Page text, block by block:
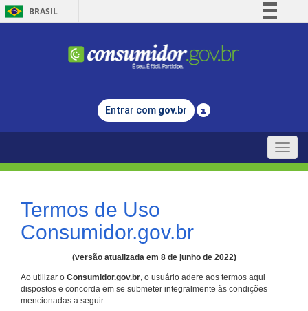
BRASIL
Comunica BR
Legislação
Entrar com gov.br
Toggle
Termos de Uso
Consumidor.gov.br
(versão atualizada em 8 de junho de 2022)
Ao utilizar o Consumidor.gov.br, o usuário adere aos termos aqui
dispostos e concorda em se submeter integralmente às condições
mencionadas a seguir.